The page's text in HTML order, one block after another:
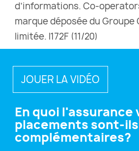
d’informations. Co-
marque déposée du
limitée. I172F (11/20)
JOUER LA VIDÉO
En quoi l'assurance
placements sont-ils
complémentaires?